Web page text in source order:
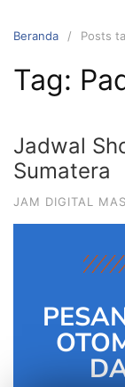
Beranda Posts
Tag:
Jadwal
Sumatera
JAM DIGITAL